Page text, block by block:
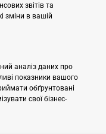
звітів та
зміни в вашій
аналіз даних про
показники вашого
обґрунтовані
свої бізнес-